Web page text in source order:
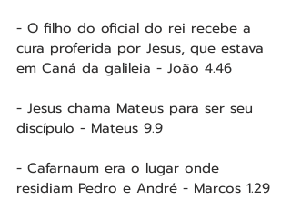
- O filho do oficial do rei recebe a
cura proferida por Jesus, que estava
em Caná da galileia - João 4.46
- Jesus chama Mateus para ser seu
discípulo - Mateus 9.9
- Cafarnaum era o lugar onde
residiam Pedro e André - Marcos 1.29